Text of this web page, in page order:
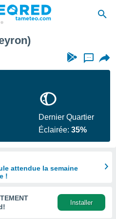
...
Dernier Quartier
Éclairée:35%
attendue la semaine
!
Installer